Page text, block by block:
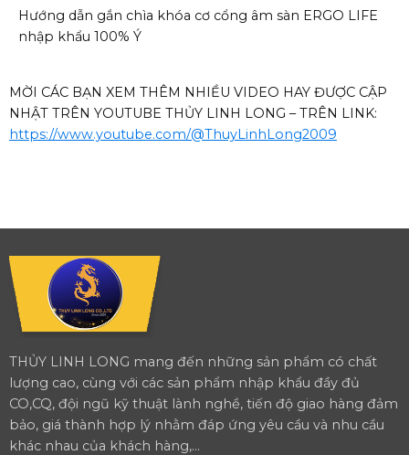
Hướng dẫn gắn chìa khóa cơ cổng âm sàn ERGO LIFE
nhập khẩu 100% Ý
MỜI CÁC BẠN XEM THÊM NHIỀU VIDEO HAY ĐƯỢC CẬP
NHẬT TRÊN YOUTUBE THỦY LINH LONG – TRÊN LINK:
https://www.youtube.com/@ThuyLinhLong2009
THỦY LINH LONG mang đến những sản phẩm có chất
lượng cao, cùng với các sản phẩm nhập khẩu đầy đủ
CO,CQ, đội ngũ kỹ thuật lành nghề, tiến độ giao hàng đảm
bảo, giá thành hợp lý nhằm đáp ứng yêu cầu và nhu cầu
khác nhau của khách hàng,...